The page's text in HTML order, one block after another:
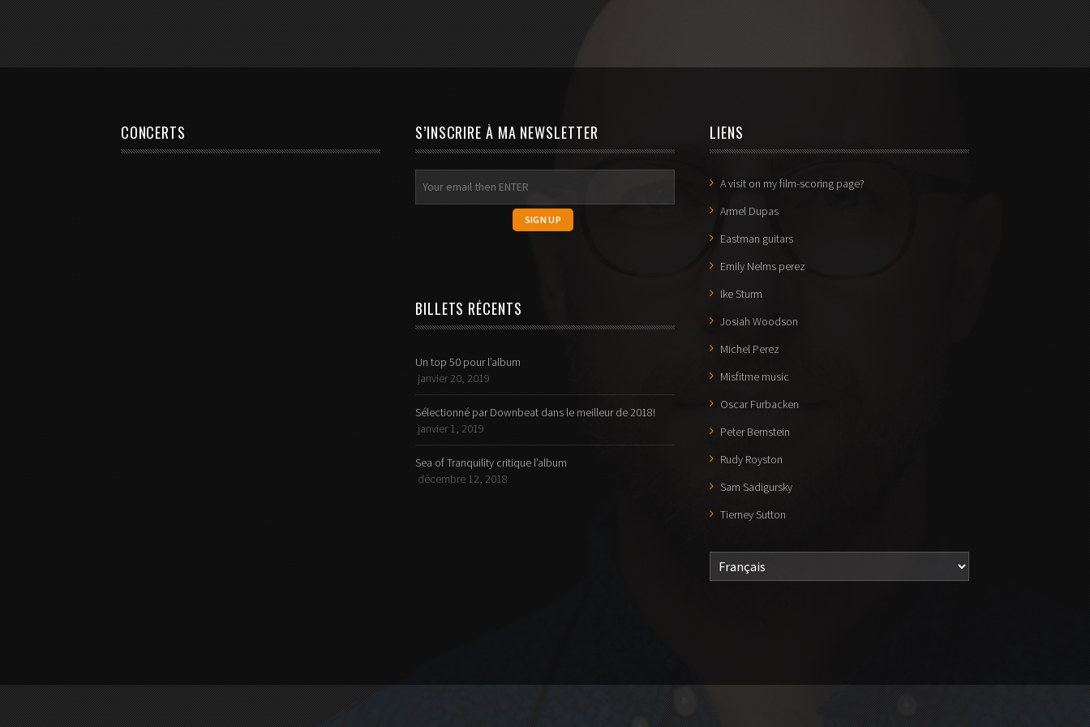
CONCERTS S’INSCRIRE À MA NEWSLETTER
BILLETS RÉCENTS
Un top 50 pour l’album
janvier 20, 2019
Sélectionné par Downbeat dans le meilleur de 2018!
janvier 1, 2019
Sea of Tranquility critique l’album
décembre 12, 2018
LIENS
A visit on my film-scoring page?
Armel Dupas
Eastman guitars
Emily Nelms perez
Ike Sturm
Josiah Woodson
Michel Perez
Misfitme music
Oscar Furbacken
Peter Bernstein
Rudy Royston
Sam Sadigursky
Tierney Sutton